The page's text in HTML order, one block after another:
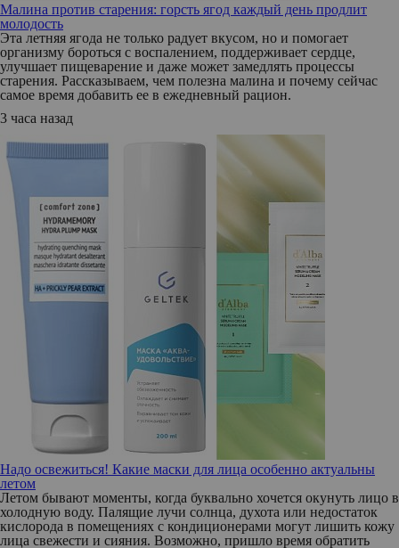
Малина против старения: горсть ягод каждый день продлит
молодость
Эта летняя ягода не только радует вкусом, но и помогает
организму бороться с воспалением, поддерживает сердце,
улучшает пищеварение и даже может замедлять процессы
старения. Рассказываем, чем полезна малина и почему сейчас
самое время добавить ее в ежедневный рацион.
3 часа назад
Надо освежиться! Какие маски для лица особенно актуальны
летом
Летом бывают моменты, когда буквально хочется окунуть лицо в
холодную воду. Палящие лучи солнца, духота или недостаток
кислорода в помещениях с кондиционерами могут лишить кожу
лица свежести и сияния. Возможно, пришло время обратить